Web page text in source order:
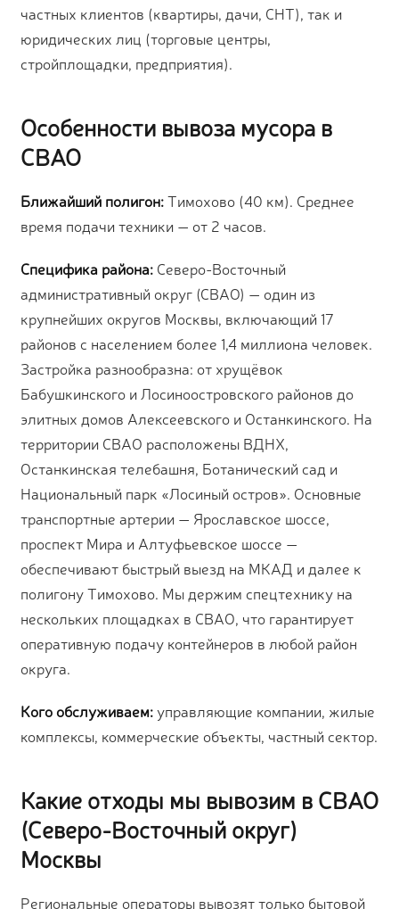
частных клиентов (квартиры, дачи, СНТ), так и
юридических лиц (торговые центры,
стройплощадки, предприятия).
Особенности вывоза мусора в
СВАО
Ближайший полигон:Тимохово (40 км). Среднее
время подачи техники — от 2 часов.
Специфика района: Северо-Восточный
административный округ (СВАО) — один из
крупнейших округов Москвы, включающий 17
районов с населением более 1,4 миллиона человек.
Застройка разнообразна: от хрущёвок
Бабушкинского и Лосиноостровского районов до
элитных домов Алексеевского и Останкинского. На
территории СВАО расположены ВДНХ,
Останкинская телебашня, Ботанический сад и
Национальный парк «Лосиный остров». Основные
транспортные артерии — Ярославское шоссе,
проспект Мира и Алтуфьевское шоссе —
обеспечивают быстрый выезд на МКАД и далее к
полигону Тимохово. Мы держим спецтехнику на
нескольких площадках в СВАО, что гарантирует
оперативную подачу контейнеров в любой район
округа.
Кого обслуживаем:управляющие компании, жилые
комплексы, коммерческие объекты, частный сектор.
Какие отходы мы вывозим в СВАО
(Северо-Восточный округ)
Москвы
Региональные операторы вывозят только бытовой